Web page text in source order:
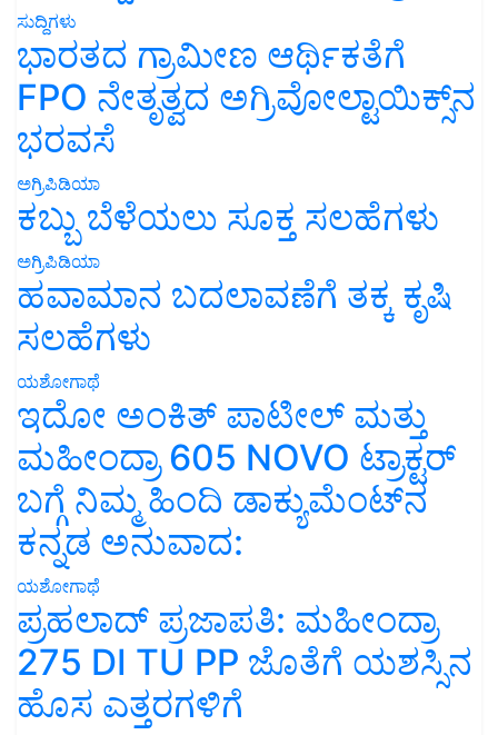
ಸುದ್ದಿಗಳು
ಭಾರತದ ಗ್ರಾಮೀಣ ಆರ್ಥಿಕತೆಗೆ
FPO ನೇತೃತ್ವದ ಅಗ್ರಿವೋಲ್ಟಾಯಿಕ್ಸ್‌ನ
ಭರವಸೆ
ಅಗ್ರಿಪಿಡಿಯಾ
ಕಬ್ಬು ಬೆಳೆಯಲು ಸೂಕ್ತ ಸಲಹೆಗಳು
ಅಗ್ರಿಪಿಡಿಯಾ
ಹವಾಮಾನ ಬದಲಾವಣೆಗೆ ತಕ್ಕ ಕೃಷಿ
ಸಲಹೆಗಳು
ಯಶೋಗಾಥೆ
ಇದೋ ಅಂಕಿತ್ ಪಾಟೀಲ್ ಮತ್ತು
ಮಹೀಂದ್ರಾ 605 NOVO ಟ್ರಾಕ್ಟರ್
ಬಗ್ಗೆ ನಿಮ್ಮ ಹಿಂದಿ ಡಾಕ್ಯುಮೆಂಟ್‌ನ
ಕನ್ನಡ ಅನುವಾದ:
ಯಶೋಗಾಥೆ
ಪ್ರಹಲಾದ್ ಪ್ರಜಾಪತಿ: ಮಹೀಂದ್ರಾ
275 DI TU PP ಜೊತೆಗೆ ಯಶಸ್ಸಿನ
ಹೊಸ ಎತ್ತರಗಳಿಗೆ